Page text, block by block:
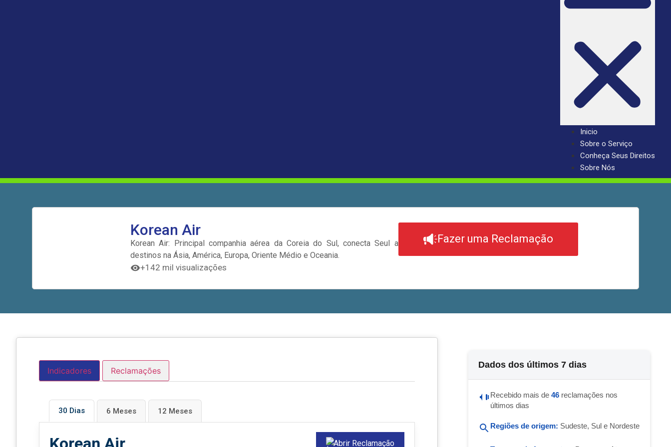
Inicio
Sobre o Serviço
Conheça Seus Direitos
Sobre Nós
Korean Air
Korean Air: Principal companhia aérea da Coreia do Sul, conecta Seul a
destinos na Ásia, América, Europa, Oriente Médio e Oceania.
+142 mil visualizações
Fazer uma Reclamação
Indicadores Reclamações
30 Dias 6 Meses 12 Meses
Abrir Reclamação
Dados dos últimos 7 dias
Recebido mais de 46 reclamações nos
últimos dias
Regiões de origem: Sudeste, Sul e Nordeste